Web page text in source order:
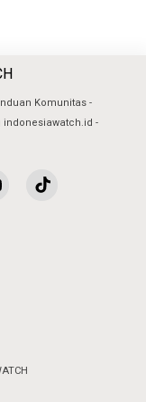
Komunitas
indonesiawatch.id